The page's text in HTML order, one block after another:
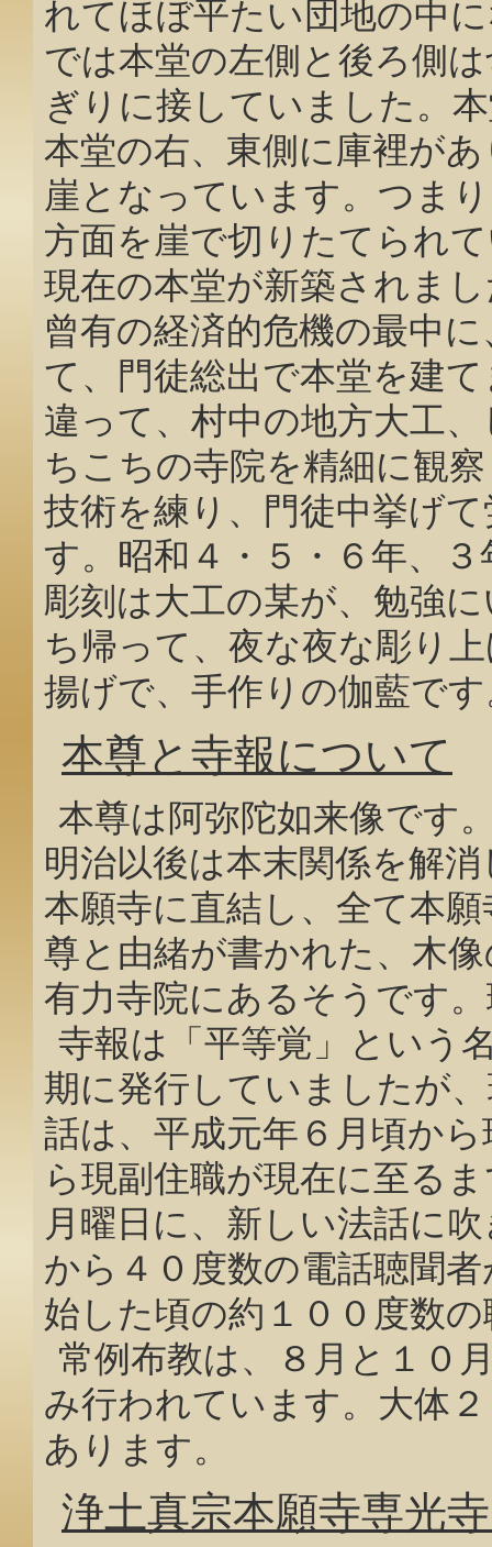
れてほぼ平たい団地の中
では本堂の左側と後ろ側
ぎりに接していました。
本堂の右、東側に庫裡が
崖となっています。つま
方面を崖で切りたてられ
現在の本堂が新築されま
曾有の経済的危機の最中
て、門徒総出で本堂を建
違って、村中の地方大工
ちこちの寺院を精細に観
技術を練り、門徒中挙げ
す。昭和４・５・６年、
彫刻は大工の某が、勉強
ち帰って、夜な夜な彫り
揚げで、手作りの伽藍で
本尊と寺報について
本尊は阿弥陀如来像です
明治以後は本末関係を解
本願寺に直結し、全て本
尊と由緒が書かれた、木
有力寺院にあるそうです
寺報は「平等覚」という
期に発行していましたが
話は、平成元年６月頃か
ら現副住職が現在に至る
月曜日に、新しい法話に
から４０度数の電話聴聞
始した頃の約１００度数
常例布教は、８月と１０
み行われています。大体
あります。
浄土真宗本願寺専光